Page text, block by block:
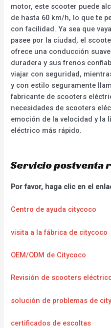
motor, este scooter puede
de hasta 60 km/h, lo que te
con facilidad. Ya sea que
pasee por la ciudad, el
ofrece una conducción
duradera y sus frenos
viajar con seguridad,
y con estilo seguramente
fabricante de scooters
necesidades de scooters
emoción de la velocidad y la
eléctrico más rápido.
Servicio postventa
Por favor, haga clic en el
Centro de ayuda citycoco
visita a la fábrica de citycoco
OEM/ODM de Citycoco
Revisión de scooters
solución de problemas de
certificados de escoltas